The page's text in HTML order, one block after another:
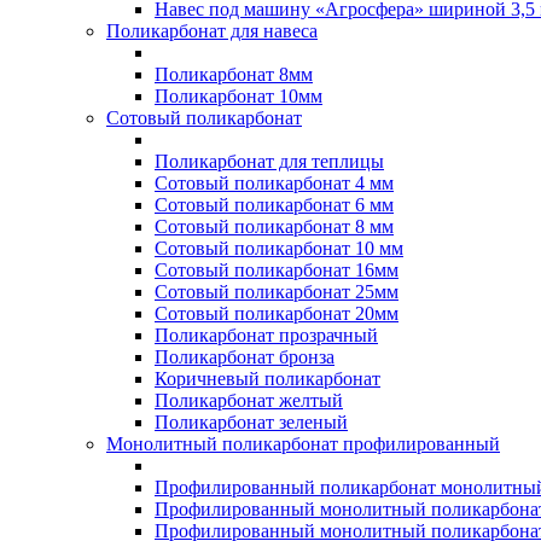
Навес под машину «Агросфера» шириной 3,5
Поликарбонат для навеса
Поликарбонат 8мм
Поликарбонат 10мм
Сотовый поликарбонат
Поликарбонат для теплицы
Сотовый поликарбонат 4 мм
Сотовый поликарбонат 6 мм
Сотовый поликарбонат 8 мм
Сотовый поликарбонат 10 мм
Сотовый поликарбонат 16мм
Сотовый поликарбонат 25мм
Сотовый поликарбонат 20мм
Поликарбонат прозрачный
Поликарбонат бронза
Коричневый поликарбонат
Поликарбонат желтый
Поликарбонат зеленый
Монолитный поликарбонат профилированный
Профилированный поликарбонат
Профилированный монолитный
Профилированный монолитный